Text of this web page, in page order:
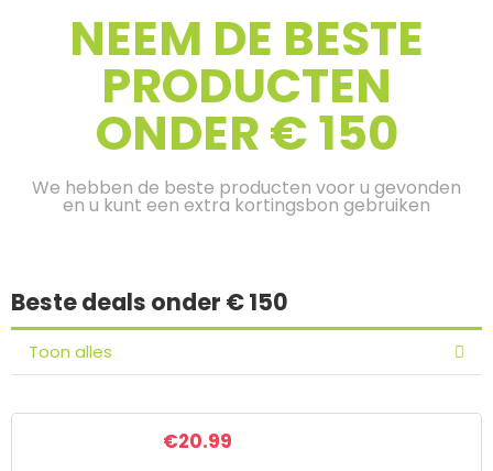
NEEM DE BESTE
PRODUCTEN
ONDER € 150
We hebben de beste producten voor u gevonden
en u kunt een extra kortingsbon gebruiken
Beste deals onder € 150
Toon alles
€20.99